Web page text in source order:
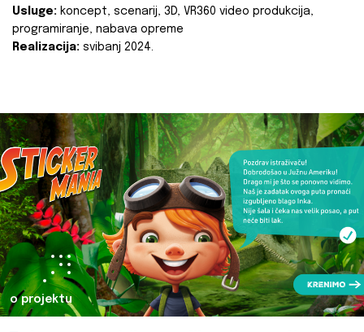
Usluge: koncept, scenarij, 3D, VR360 video produkcija,
programiranje, nabava opreme
Realizacija: svibanj 2024.
o projektu